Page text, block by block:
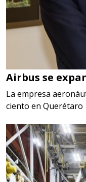
Airbus se
La empresa
ciento en Querétaro